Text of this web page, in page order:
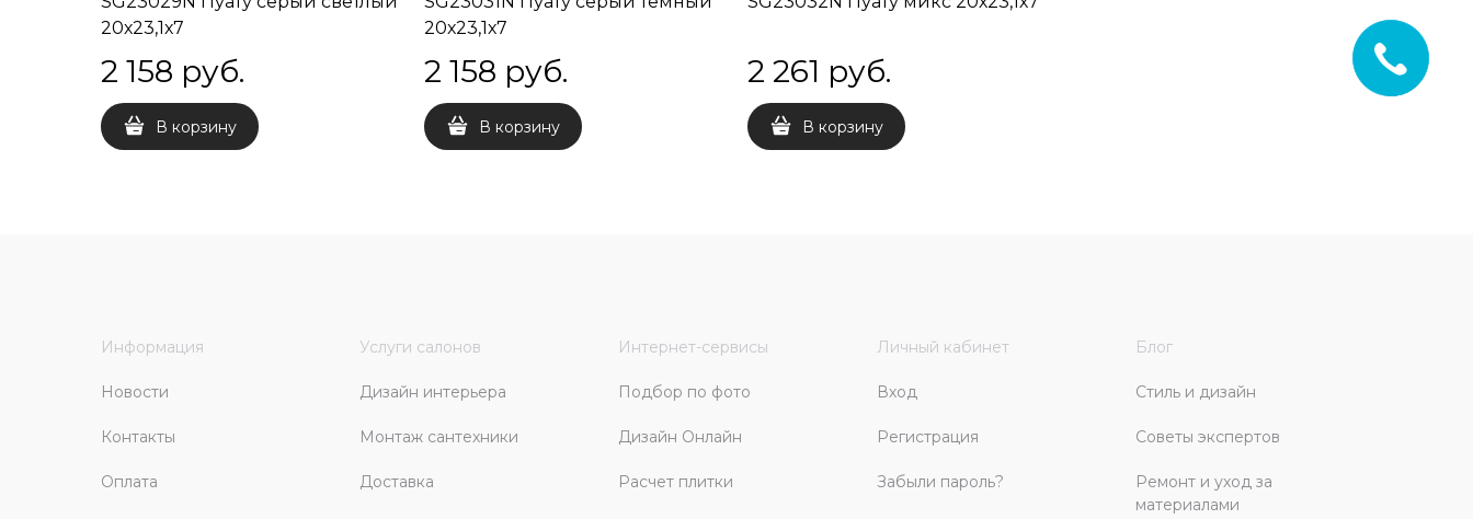
20х23,1х7
2 158 руб.
В корзину
20х23,1х7
2 158 руб.
В корзину
2 261 руб.
В корзину
Информация
Новости
Контакты
Оплата
Услуги салонов
Дизайн интерьера
Монтаж сантехники
Доставка
Интернет-сервисы
Подбор по фото
Дизайн Онлайн
Расчет плитки
Личный кабинет
Вход
Регистрация
Забыли пароль?
Блог
Стиль и дизайн
Советы экспертов
Ремонт и уход за
материалами